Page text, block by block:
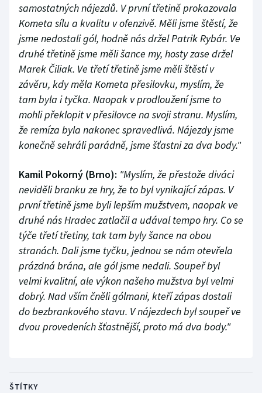
samostatných nájezdů. V první třetině prokazovala
Kometa sílu a kvalitu v ofenzivě. Měli jsme štěstí, že
jsme nedostali gól, hodně nás držel Patrik Rybár. Ve
druhé třetině jsme měli šance my, hosty zase držel
Marek Čiliak. Ve třetí třetině jsme měli štěstí v
závěru, kdy měla Kometa přesilovku, myslím, že
tam byla i tyčka. Naopak v prodloužení jsme to
mohli překlopit v přesilovce na svoji stranu. Myslím,
že remíza byla nakonec spravedlivá. Nájezdy jsme
konečně sehráli parádně, jsme šťastni za dva body."
Kamil Pokorný (Brno): "Myslím, že přestože diváci
neviděli branku ze hry, že to byl vynikající zápas. V
první třetině jsme byli lepším mužstvem, naopak ve
druhé nás Hradec zatlačil a udával tempo hry. Co se
týče třetí třetiny, tak tam byly šance na obou
stranách. Dali jsme tyčku, jednou se nám otevřela
prázdná brána, ale gól jsme nedali. Soupeř byl
velmi kvalitní, ale výkon našeho mužstva byl velmi
dobrý. Nad vším čněli gólmani, kteří zápas dostali
do bezbrankového stavu. V nájezdech byl soupeř ve
dvou provedeních šťastnější, proto má dva body."
ŠTÍTKY